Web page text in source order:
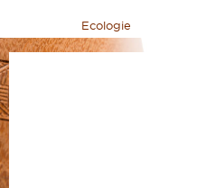
Ecologie